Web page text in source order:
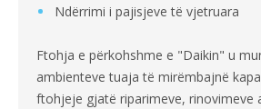
Ndërrimi i pajisjeve të vjetruara
Ftohja e përkohshme e "Daikin" u
ambienteve tuaja të mirëmbajnë
ftohjeje gjatë riparimeve, rinovimeve